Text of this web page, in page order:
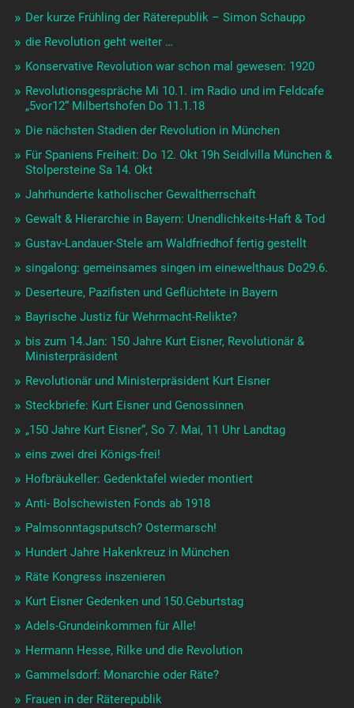
Der kurze Frühling der Räterepublik – Simon Schaupp
die Revolution geht weiter …
Konservative Revolution war schon mal gewesen: 1920
Revolutionsgespräche Mi 10.1. im Radio und im Feldcafe
„5vor12“ Milbertshofen Do 11.1.18
Die nächsten Stadien der Revolution in München
Für Spaniens Freiheit: Do 12. Okt 19h Seidlvilla München &
Stolpersteine Sa 14. Okt
Jahrhunderte katholischer Gewaltherrschaft
Gewalt & Hierarchie in Bayern: Unendlichkeits-Haft & Tod
Gustav-Landauer-Stele am Waldfriedhof fertig gestellt
singalong: gemeinsames singen im einewelthaus Do29.6.
Deserteure, Pazifisten und Geflüchtete in Bayern
Bayrische Justiz für Wehrmacht-Relikte?
bis zum 14.Jan: 150 Jahre Kurt Eisner, Revolutionär &
Ministerpräsident
Revolutionär und Ministerpräsident Kurt Eisner
Steckbriefe: Kurt Eisner und Genossinnen
„150 Jahre Kurt Eisner“, So 7. Mai, 11 Uhr Landtag
eins zwei drei Königs-frei!
Hofbräukeller: Gedenktafel wieder montiert
Anti- Bolschewisten Fonds ab 1918
Palmsonntagsputsch? Ostermarsch!
Hundert Jahre Hakenkreuz in München
Räte Kongress inszenieren
Kurt Eisner Gedenken und 150.Geburtstag
Adels-Grundeinkommen für Alle!
Hermann Hesse, Rilke und die Revolution
Gammelsdorf: Monarchie oder Räte?
Frauen in der Räterepublik